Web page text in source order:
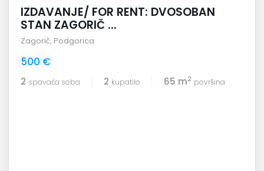
IZDAVANJE/ FOR RENT: DVOSOBAN
STAN ZAGORIČ ...
Zagorič, Podgorica
500 €
2 spavaća soba 2 kupatilo 65 m2 površina